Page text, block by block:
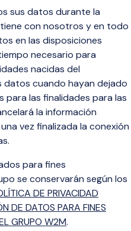
sus datos durante la
con nosotros y en todo
en las disposiciones
necesario para
nacidas del
datos cuando hayan dejado
las finalidades para las
la información
vez finalizada la conexión
para fines
se conservarán según los
DE PRIVACIDAD
DE DATOS PARA FINES
GRUPO W2M.